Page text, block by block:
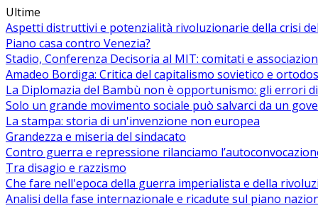
Ultime
Aspetti distruttivi e potenzialità rivoluzionarie della crisi
Piano casa contro Venezia?
Stadio, Conferenza Decisoria al MIT: comitati e
Amadeo Bordiga: Critica del capitalismo sovietico e
La Diplomazia del Bambù non è opportunismo: gli errori
Solo un grande movimento sociale può salvarci da un
La stampa: storia di un'invenzione non europea
Grandezza e miseria del sindacato
Contro guerra e repressione rilanciamo
Tra disagio e razzismo
Che fare nell'epoca della guerra imperialista e della
Analisi della fase internazionale e ricadute sul piano